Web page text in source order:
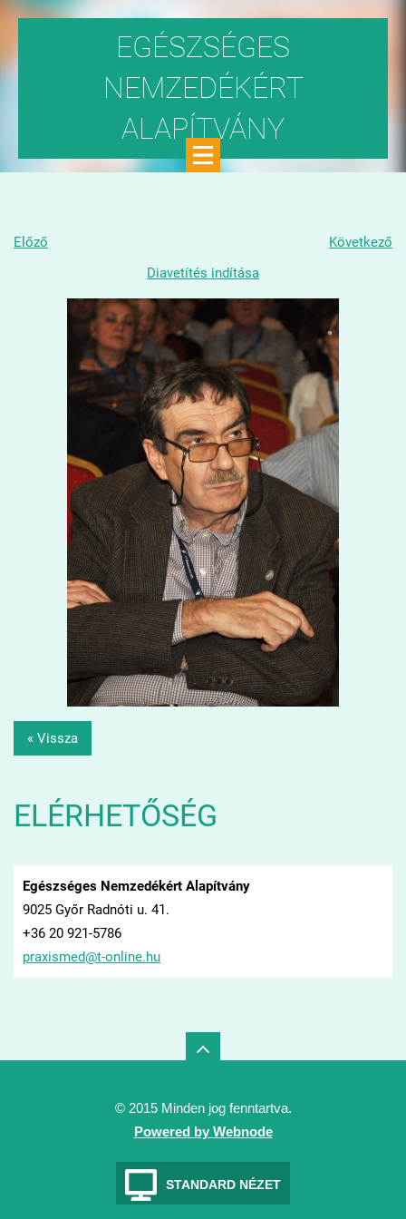
EGÉSZSÉGES
NEMZEDÉKÉRT
ALAPÍTVÁNY
Előző
Következő
Diavetítés indítása
« Vissza
ELÉRHETŐSÉG
Egészséges Nemzedékért Alapítvány
9025 Győr Radnóti u. 41.
+36 20 921-5786
praxismed@t-online.hu
© 2015 Minden jog fenntartva.
Powered by Webnode
STANDARD NÉZET